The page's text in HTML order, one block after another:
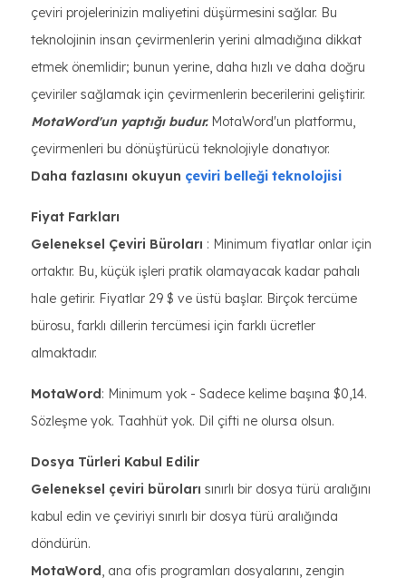
çeviri projelerinizin maliyetini düşürmesini sağlar. Bu
teknolojinin insan çevirmenlerin yerini almadığına dikkat
etmek önemlidir; bunun yerine, daha hızlı ve daha doğru
çeviriler sağlamak için çevirmenlerin becerilerini geliştirir.
MotaWord'un yaptığı budur.MotaWord'un platformu,
çevirmenleri bu dönüştürücü teknolojiyle donatıyor.
Daha fazlasını okuyun çeviri belleği teknolojisi
Fiyat Farkları
Geleneksel Çeviri Büroları : Minimum fiyatlar onlar için
ortaktır. Bu, küçük işleri pratik olamayacak kadar pahalı
hale getirir. Fiyatlar 29 $ ve üstü başlar. Birçok tercüme
bürosu, farklı dillerin tercümesi için farklı ücretler
almaktadır.
MotaWord: Minimum yok - Sadece kelime başına $0,14.
Sözleşme yok. Taahhüt yok. Dil çifti ne olursa olsun.
Dosya Türleri Kabul Edilir
Geleneksel çeviri büroları sınırlı bir dosya türü aralığını
kabul edin ve çeviriyi sınırlı bir dosya türü aralığında
döndürün.
MotaWord, ana ofis programları dosyalarını, zengin